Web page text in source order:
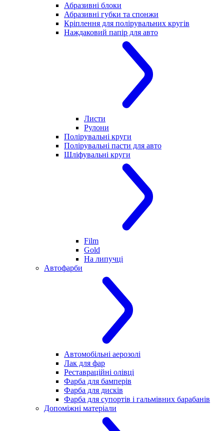
Абразивні блоки
Абразивні губки та спонжи
Кріплення для полірувальних кругів
Наждаковий папір для авто
Листи
Рулони
Полірувальні круги
Полірувальні пасти для авто
Шліфувальні круги
Film
Gold
На липучці
Автофарби
Автомобільні аерозолі
Лак для фар
Реставраційні олівці
Фарба для бамперів
Фарба для дисків
Фарба для супортів і гальмівних барабанів
Допоміжні матеріали